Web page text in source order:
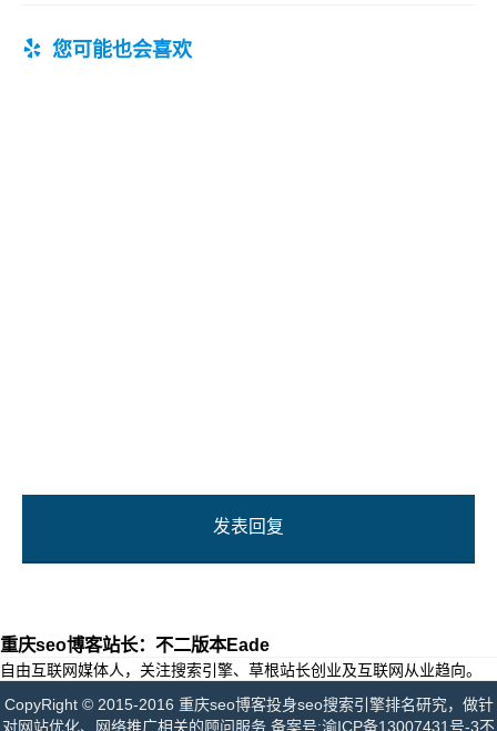
您可能也会喜欢
发表回复
重庆seo博客站长：不二版本Eade
自由互联网媒体人，关注搜索引擎、草根站长创业及互联网从业趋向。
CopyRight © 2015-2016 重庆seo博客投身seo搜索引擎排名研究，做针
对网站优化、网络推广相关的顾问服务 备案号:渝ICP备13007431号-3不